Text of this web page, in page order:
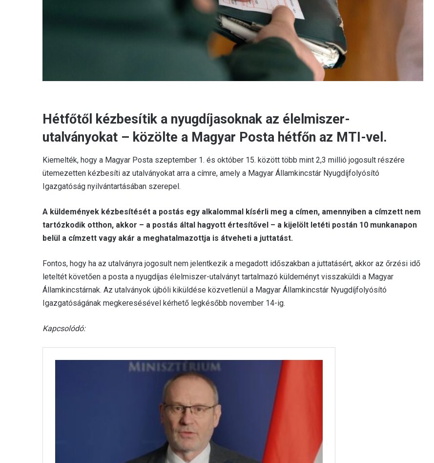
Hétfőtől kézbesítik a nyugdíjasoknak az élelmiszer-
utalványokat – közölte a Magyar Posta hétfőn az MTI-vel.
Kiemelték, hogy a Magyar Posta szeptember 1. és október 15. között több mint 2,3 millió jogosult részére
ütemezetten kézbesíti az utalványokat arra a címre, amely a Magyar Államkincstár Nyugdíjfolyósító
Igazgatóság nyilvántartásában szerepel.
A küldemények kézbesítését a postás egy alkalommal kísérli meg a címen, amennyiben a címzett nem
tartózkodik otthon, akkor – a postás által hagyott értesítővel – a kijelölt letéti postán 10 munkanapon
belül a címzett vagy akár a meghatalmazottja is átveheti a juttatást.
Fontos, hogy ha az utalványra jogosult nem jelentkezik a megadott időszakban a juttatásért, akkor az őrzési idő
leteltét követően a posta a nyugdíjas élelmiszer-utalványt tartalmazó küldeményt visszaküldi a Magyar
Államkincstárnak. Az utalványok újbóli kiküldése közvetlenül a Magyar Államkincstár Nyugdíjfolyósító
Igazgatóságának megkeresésével kérhető legkésőbb november 14-ig.
Kapcsolódó: